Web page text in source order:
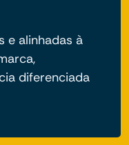
e alinhadas à
diferenciada